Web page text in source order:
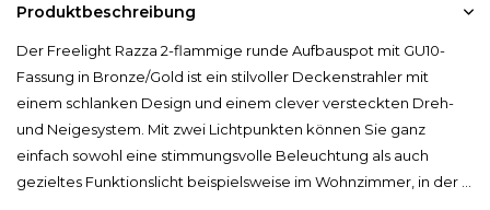
Produktbeschreibung
Der Freelight Razza 2-flammige runde Aufbauspot mit GU10-
Fassung in Bronze/Gold ist ein stilvoller Deckenstrahler mit
einem schlanken Design und einem clever versteckten Dreh-
und Neigesystem. Mit zwei Lichtpunkten können Sie ganz
einfach sowohl eine stimmungsvolle Beleuchtung als auch
gezieltes Funktionslicht beispielsweise im Wohnzimmer, in der ...